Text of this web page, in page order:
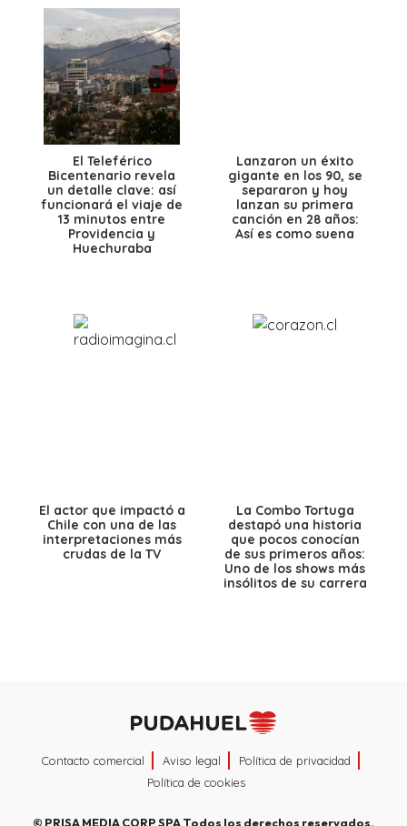
El Teleférico
Bicentenario revela
un detalle clave: así
funcionará el viaje de
13 minutos entre
Providencia y
Huechuraba
Lanzaron un éxito
gigante en los 90, se
separaron y hoy
lanzan su primera
canción en 28 años:
Así es como suena
El actor que impactó a
Chile con una de las
interpretaciones más
crudas de la TV
La Combo Tortuga
destapó una historia
que pocos conocían
de sus primeros años:
Uno de los shows más
insólitos de su carrera
Contacto comercial Aviso legal
Política de privacidad
Política de cookies
© PRISA MEDIA CORP SPATodos los derechos reservados.